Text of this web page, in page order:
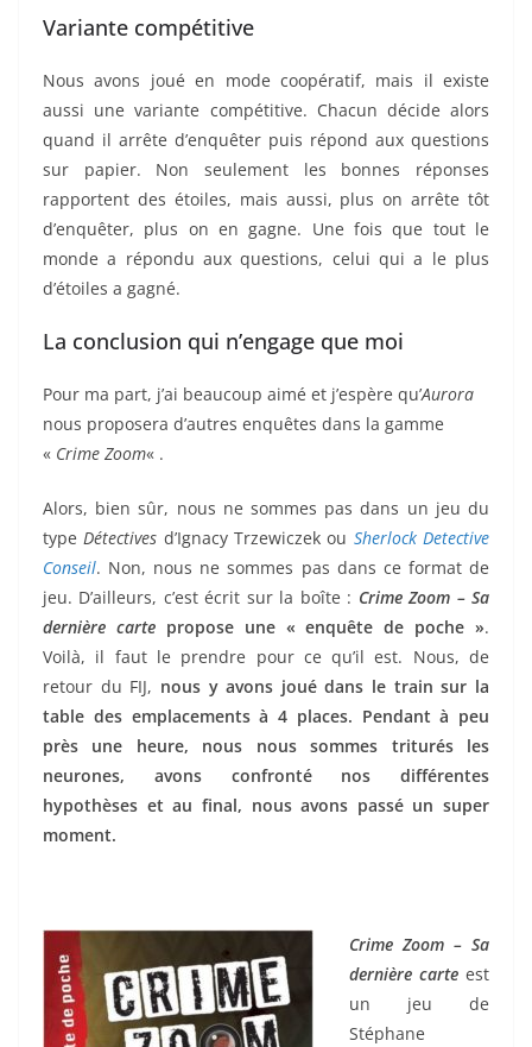
Variante compétitive
Nous avons joué en mode coopératif, mais il existe
aussi une variante compétitive. Chacun décide alors
quand il arrête d’enquêter puis répond aux questions
sur papier. Non seulement les bonnes réponses
rapportent des étoiles, mais aussi, plus on arrête tôt
d’enquêter, plus on en gagne. Une fois que tout le
monde a répondu aux questions, celui qui a le plus
d’étoiles a gagné.
La conclusion qui n’engage que moi
Pour ma part, j’ai beaucoup aimé et j’espère qu’Aurora
nous proposera d’autres enquêtes dans la gamme
« Crime Zoom« .
Alors, bien sûr, nous ne sommes pas dans un jeu du
typeDétectives d’Ignacy Trzewiczek ou Sherlock Detective
Conseil. Non, nous ne sommes pas dans ce format de
jeu. D’ailleurs, c’est écrit sur la boîte : Crime Zoom – Sa
dernière cartepropose une « enquête de poche ».
Voilà, il faut le prendre pour ce qu’il est. Nous, de
retour du FIJ, nous y avons joué dans le train sur la
table des emplacements à 4 places. Pendant à peu
près une heure, nous nous sommes triturés les
neurones, avons confronté nos différentes
hypothèses et au final, nous avons passé un super
moment.
Crime Zoom – Sa
dernière carte est
un jeu de
Stéphane